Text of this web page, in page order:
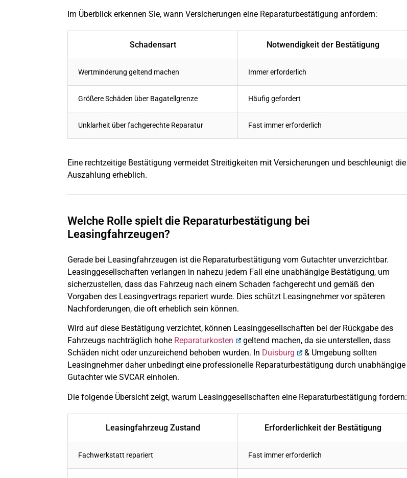
Im Überblick erkennen Sie, wann Versicherungen eine Reparaturbestätigung anfordern:
Schadensart Notwendigkeit der Bestätigung
Wertminderung geltend machen Immer erforderlich
Größere Schäden über Bagatellgrenze Häufig gefordert
Unklarheit über fachgerechte Reparatur Fast immer erforderlich
Eine rechtzeitige Bestätigung vermeidet Streitigkeiten mit Versicherungen und beschleunigt die
Auszahlung erheblich.
Welche Rolle spielt die Reparaturbestätigung bei
Leasingfahrzeugen?
Gerade bei Leasingfahrzeugen ist die Reparaturbestätigung vom Gutachter unverzichtbar.
Leasinggesellschaften verlangen in nahezu jedem Fall eine unabhängige Bestätigung, um
sicherzustellen, dass das Fahrzeug nach einem Schaden fachgerecht und gemäß den
Vorgaben des Leasingvertrags repariert wurde. Dies schützt Leasingnehmer vor späteren
Nachforderungen, die oft erheblich sein können.
Wird auf diese Bestätigung verzichtet, können Leasinggesellschaften bei der Rückgabe des
Fahrzeugs nachträglich hohe Reparaturkosten
geltend machen, da sie unterstellen, dass
Schäden nicht oder unzureichend behoben wurden. In Duisburg
& Umgebung sollten
Leasingnehmer daher unbedingt eine professionelle Reparaturbestätigung durch unabhängige
Gutachter wie SVCAR einholen.
Die folgende Übersicht zeigt, warum Leasinggesellschaften eine Reparaturbestätigung fordern:
Leasingfahrzeug Zustand Erforderlichkeit der Bestätigung
Fachwerkstatt repariert Fast immer erforderlich